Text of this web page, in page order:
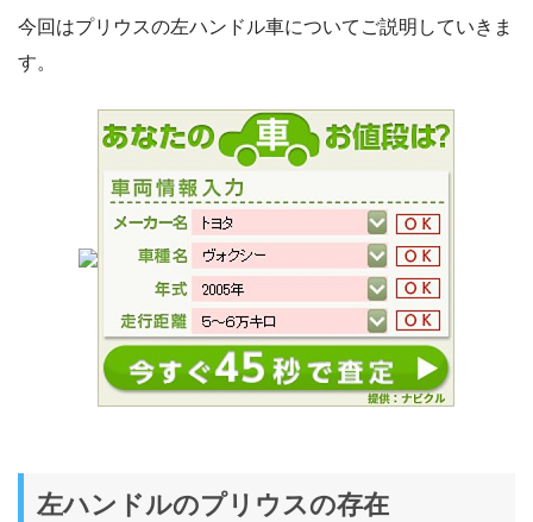
今回はプリウスの左ハンドル車についてご説明していきま
す。
左ハンドルのプリウスの存在